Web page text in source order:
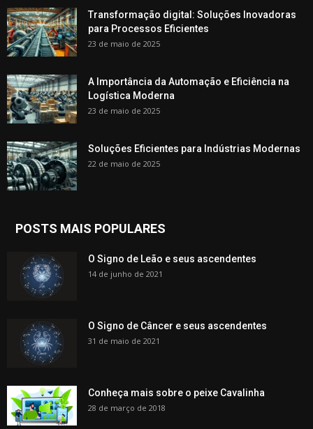
Transformação digital: Soluções Inovadoras
para Processos Eficientes
23 de maio de 2025
A Importância da Automação e Eficiência na
Logística Moderna
23 de maio de 2025
Soluções Eficientes para Indústrias Modernas
22 de maio de 2025
POSTS MAIS POPULARES
O Signo de Leão e seus ascendentes
14 de junho de 2021
O Signo de Câncer e seus ascendentes
31 de maio de 2021
Conheça mais sobre o peixe Cavalinha
28 de março de 2018